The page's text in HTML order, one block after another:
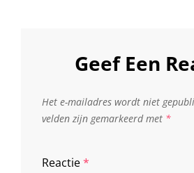
Geef Een
Het e-mailadres wordt niet
velden zijn gemarkeerd met *
Reactie*